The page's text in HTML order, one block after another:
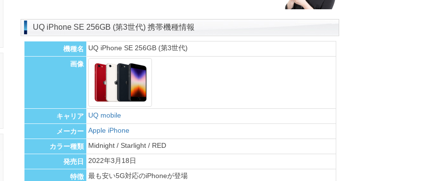
UQ iPhone SE 256GB (第3世代) 携帯機種情報
機種名 UQ iPhone SE 256GB (第3世代)
画像
キャリア UQ mobile
メーカー Apple iPhone
カラー種類 Midnight / Starlight / RED
発売日 2022年3月18日
特徴 最も安い5G対応のiPhoneが登場